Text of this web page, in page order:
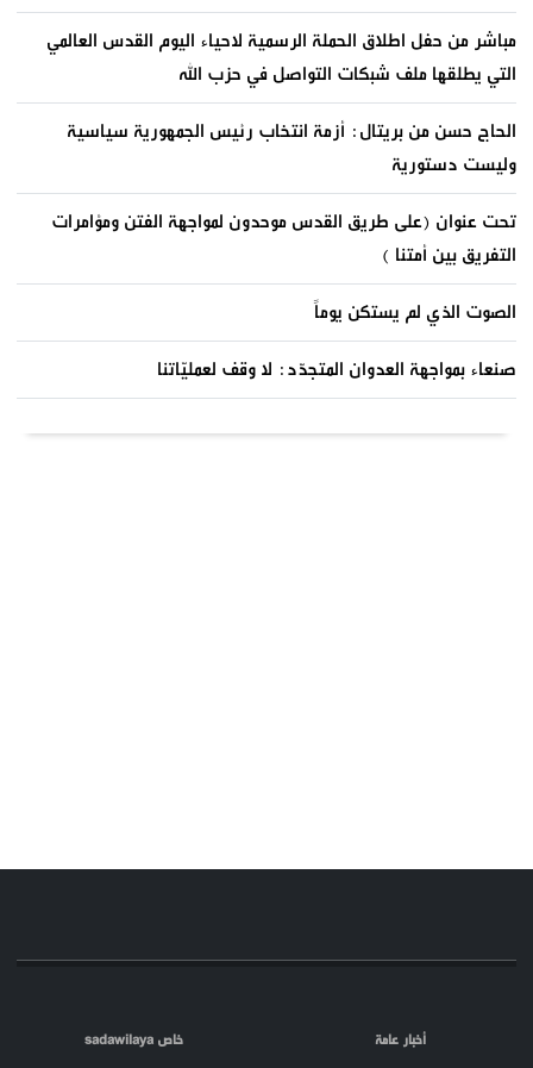
مباشر من حفل اطلاق الحملة الرسمية لاحياء اليوم القدس العالمي
التي يطلقها ملف شبكات التواصل في حزب الله
الحاج حسن من بريتال: أزمة انتخاب رئيس الجمهورية سياسية
وليست دستورية
تحت عنوان (على طريق القدس موحدون لمواجهة الفتن ومؤامرات
التفريق بين أمتنا )
الصوت الذي لم يستكن يوماً
صنعاء بمواجهة العدوان المتجدّد: لا وقف لعمليّاتنا
أخبار عامة خاص sadawilaya